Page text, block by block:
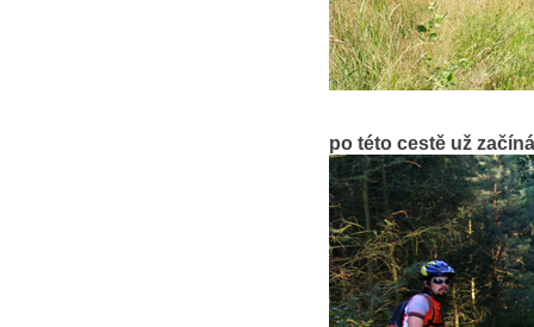
po této cestě už